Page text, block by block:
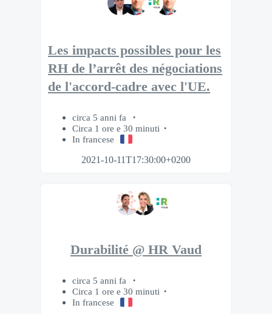
Les impacts possibles pour les
RH de l’arrêt des négociations
de l'accord-cadre avec l'UE.
circa 5 anni fa
Circa 1 ore e 30 minuti
In francese
2021-10-11T17:30:00+0200
Durabilité @ HR Vaud
circa 5 anni fa
Circa 1 ore e 30 minuti
In francese